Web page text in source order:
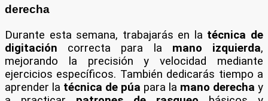
derecha
Durante esta semana, trabajarás en la técnica de
digitación correcta para la mano izquierda,
mejorando la precisión y velocidad mediante
ejercicios específicos. También dedicarás tiempo a
aprender la técnica de púa para la mano derecha y